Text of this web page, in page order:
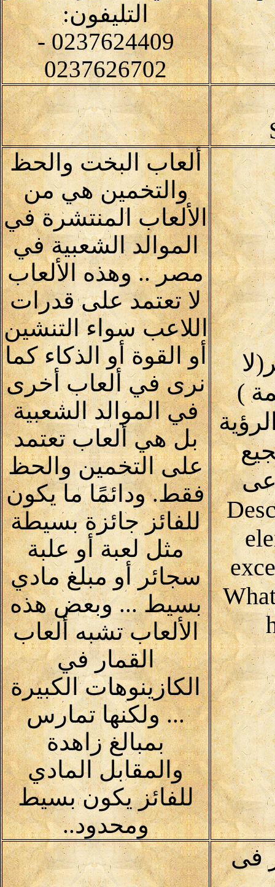
التليفون:
0237624409 -
0237626702
كلمة )
ألعاب البخت والحظ
والتخمين هي من
الألعاب المنتشرة في
الموالد الشعبية في
مصر .. وهذه الألعاب
لا تعتمد على قدرات
اللاعب سواء التنشين
أو القوة أو الذكاء كما
نرى في ألعاب أخرى
في الموالد الشعبية
بل هي ألعاب تعتمد
على التخمين والحظ
فقط. ودائمًا ما يكون
للفائز جائزة بسيطة
مثل لعبة أو علبة
سجائر أو مبلغ مادي
بسيط ... وبعض هذه
الألعاب تشبه ألعاب
القمار في
الكازينوهات الكبيرة
... ولكنها تمارس
بمبالغ زاهدة
والمقابل المادي
للفائز يكون بسيط
ومحدود..
فى